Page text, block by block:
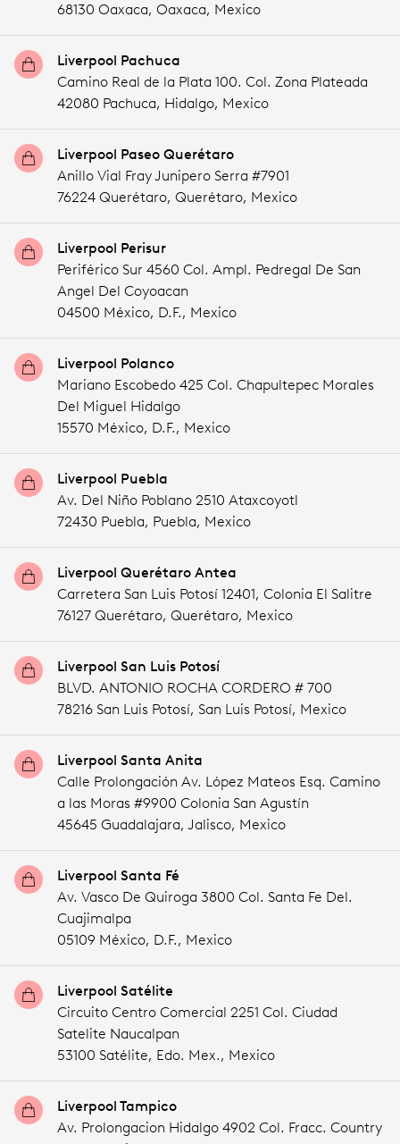
68130 Oaxaca, Oaxaca, Mexico
Liverpool Pachuca
Camino Real de la Plata 100. Col. Zona Plateada
42080 Pachuca, Hidalgo, Mexico
Liverpool Paseo Querétaro
Anillo Vial Fray Junipero Serra #7901
76224 Querétaro, Querétaro, Mexico
Liverpool Perisur
Periférico Sur 4560 Col. Ampl. Pedregal De San
Angel Del Coyoacan
04500 México, D.F., Mexico
Liverpool Polanco
Mariano Escobedo 425 Col. Chapultepec Morales
Del Miguel Hidalgo
15570 México, D.F., Mexico
Liverpool Puebla
Av. Del Niño Poblano 2510 Ataxcoyotl
72430 Puebla, Puebla, Mexico
Liverpool Querétaro Antea
Carretera San Luis Potosí 12401, Colonia El Salitre
76127 Querétaro, Querétaro, Mexico
Liverpool San Luis Potosí
BLVD. ANTONIO ROCHA CORDERO # 700
78216 San Luis Potosí, San Luis Potosí, Mexico
Liverpool Santa Anita
Calle Prolongación Av. López Mateos Esq. Camino
a las Moras #9900 Colonia San Agustín
45645 Guadalajara, Jalisco, Mexico
Liverpool Santa Fé
Av. Vasco De Quiroga 3800 Col. Santa Fe Del.
Cuajimalpa
05109 México, D.F., Mexico
Liverpool Satélite
Circuito Centro Comercial 2251 Col. Ciudad
Satelite Naucalpan
53100 Satélite, Edo. Mex., Mexico
Liverpool Tampico
Av. Prolongacion Hidalgo 4902 Col. Fracc. Country